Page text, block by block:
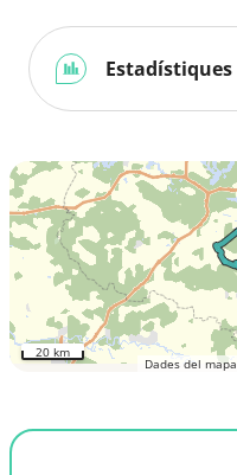
Estadístiques
Dades del mapa
20 km